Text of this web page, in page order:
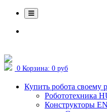
0 Корзина: 0 руб
Купить робота своему
Робототехника
Конструкторы